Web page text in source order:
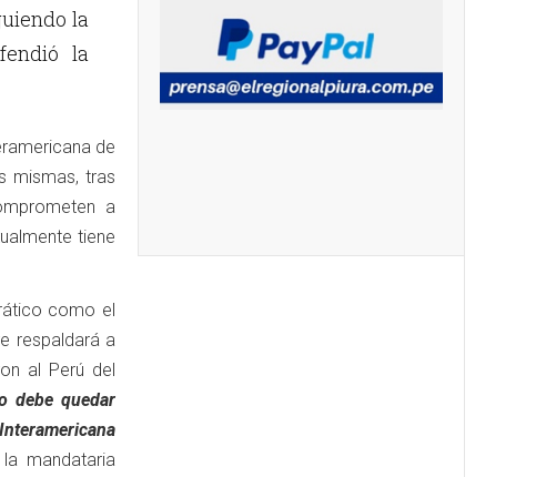
la
la
de
mismas, tras
a
tiene
como el
respaldará a
al Perú del
debe quedar
la mandataria